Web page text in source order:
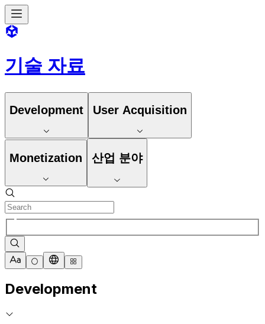
기술 자료
Development User Acquisition
Monetization 산업 분야
Development